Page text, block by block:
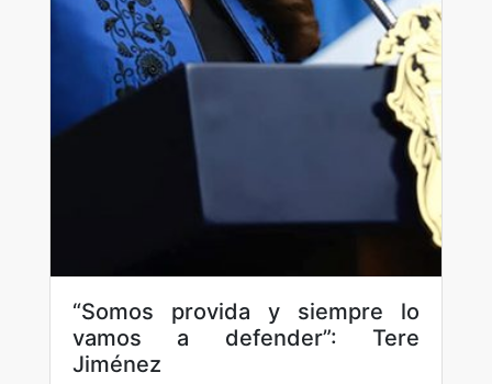
“Somos provida y siempre lo
vamos a defender”: Tere
Jiménez